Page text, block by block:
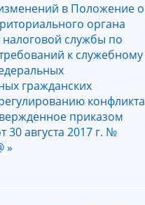
в Положение о
органа
службы по
к служебному
гражданских
конфликта
приказом
30 августа 2017 г. №
»